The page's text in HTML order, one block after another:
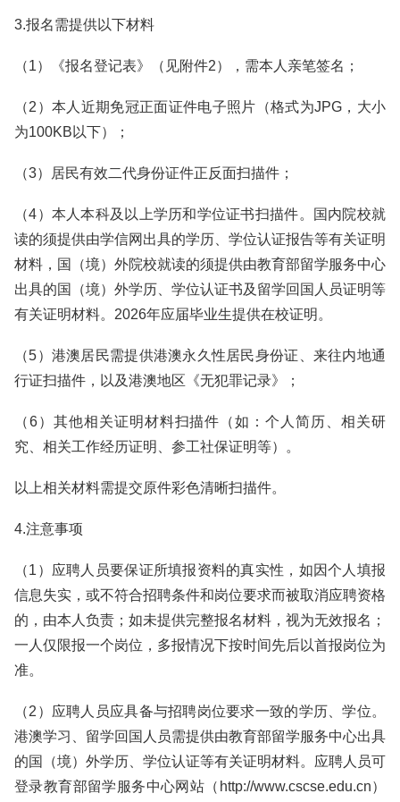
3.报名需提供以下材料
（1）《报名登记表》（见附件2），需本人亲笔签名；
（2）本人近期免冠正面证件电子照片（格式为JPG，大小
为100KB以下）；
（3）居民有效二代身份证件正反面扫描件；
（4）本人本科及以上学历和学位证书扫描件。国内院校就
读的须提供由学信网出具的学历、学位认证报告等有关证明
材料，国（境）外院校就读的须提供由教育部留学服务中心
出具的国（境）外学历、学位认证书及留学回国人员证明等
有关证明材料。2026年应届毕业生提供在校证明。
（5）港澳居民需提供港澳永久性居民身份证、来往内地通
行证扫描件，以及港澳地区《无犯罪记录》；
（6）其他相关证明材料扫描件（如：个人简历、相关研
究、相关工作经历证明、参工社保证明等）。
以上相关材料需提交原件彩色清晰扫描件。
4.注意事项
（1）应聘人员要保证所填报资料的真实性，如因个人填报
信息失实，或不符合招聘条件和岗位要求而被取消应聘资格
的，由本人负责；如未提供完整报名材料，视为无效报名；
一人仅限报一个岗位，多报情况下按时间先后以首报岗位为
准。
（2）应聘人员应具备与招聘岗位要求一致的学历、学位。
港澳学习、留学回国人员需提供由教育部留学服务中心出具
的国（境）外学历、学位认证等有关证明材料。应聘人员可
登录教育部留学服务中心网站（http://www.cscse.edu.cn）